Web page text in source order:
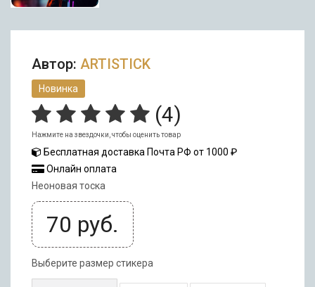
Автор: ARTISTICK
Новинка
(4)
Нажмите на звездочки, чтобы оценить товар
Бесплатная доставка Почта РФ от 1000 ₽
Онлайн оплата
Неоновая тоска
70 руб.
Выберите размер стикера